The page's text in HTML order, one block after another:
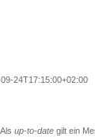
24T17:15:00+02:00
up-to-date gilt ein